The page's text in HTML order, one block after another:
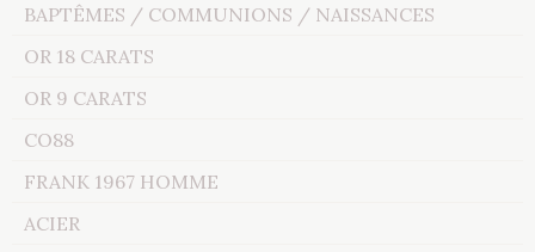
BAPTÊMES / COMMUNIONS / NAISSANCES
OR 18 CARATS
OR 9 CARATS
CO88
FRANK 1967 HOMME
ACIER